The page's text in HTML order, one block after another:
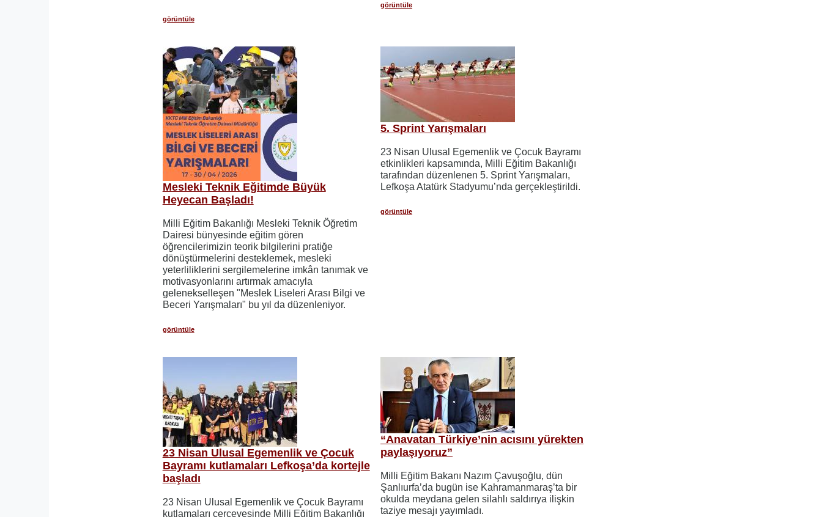
görüntüle
görüntüle
Mesleki Teknik Eğitimde Büyük
Heyecan Başladı!
Milli Eğitim Bakanlığı Mesleki Teknik Öğretim
Dairesi bünyesinde eğitim gören
öğrencilerimizin teorik bilgilerini pratiğe
dönüştürmelerini desteklemek, mesleki
yeterliliklerini sergilemelerine imkân tanımak ve
motivasyonlarını artırmak amacıyla
gelenekselleşen "Meslek Liseleri Arası Bilgi ve
Beceri Yarışmaları" bu yıl da düzenleniyor.
görüntüle
5. Sprint Yarışmaları
23 Nisan Ulusal Egemenlik ve Çocuk Bayramı
etkinlikleri kapsamında, Milli Eğitim Bakanlığı
tarafından düzenlenen 5. Sprint Yarışmaları,
Lefkoşa Atatürk Stadyumu’nda gerçekleştirildi.
görüntüle
23 Nisan Ulusal Egemenlik ve Çocuk
Bayramı kutlamaları Lefkoşa’da kortejle
başladı
23 Nisan Ulusal Egemenlik ve Çocuk Bayramı
kutlamaları çerçevesinde Milli Eğitim Bakanlığı
“Anavatan Türkiye’nin acısını yürekten
paylaşıyoruz”
Milli Eğitim Bakanı Nazım Çavuşoğlu, dün
Şanlıurfa’da bugün ise Kahramanmaraş’ta bir
okulda meydana gelen silahlı saldırıya ilişkin
taziye mesajı yayımladı.